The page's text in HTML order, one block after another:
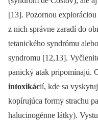
[13]. Pozornou
z nich správne zaradí do
tetanického syndrómu
syndromu [12,13].
panický atak pripomínajú.
intoxikácií, kde sa
kopírujúca formy strachu
halucinogénne látky).